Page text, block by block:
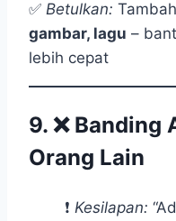
✅ Betulkan: Tambah
gambar, lagu –
lebih cepat
9. ❌ Banding
Orang Lain
❗ Kesilapan: